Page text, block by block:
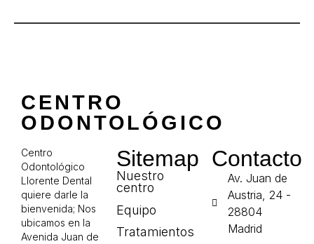
CENTRO
ODONTOLÓGICO
Centro
Odontológico
Llorente Dental
quiere darle la
bienvenida; Nos
ubicamos en la
Avenida Juan de
Sitemap
Nuestro
centro
Equipo
Tratamientos
Contacto
Av. Juan de
Austria, 24 -
28804
Madrid